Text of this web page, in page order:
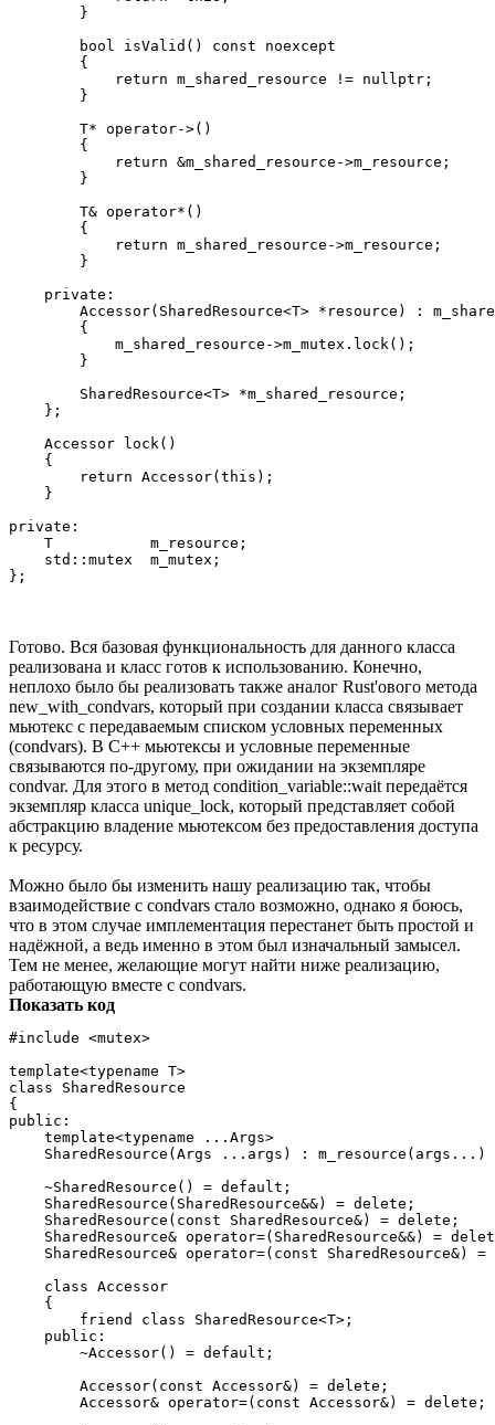
        }
        bool isValid() const noexcept
        {
            return m_shared_resource != nullptr;
        }
        T* operator->()
        {
            return &m_shared_resource->m_resource;
        }
        T& operator*()
        {
            return m_shared_resource->m_resource;
        }
    private:
Accessor(SharedResource<T> *resource) :
        {
            m_shared_resource->m_mutex.lock();
        }
        SharedResource<T> *m_shared_resource;
    };
    Accessor lock()
    {
        return Accessor(this);
    }
private:
    T           m_resource;
    std::mutex  m_mutex;
Готово. Вся базовая функциональность для данного класса
реализована и класс готов к использованию. Конечно,
неплохо было бы реализовать также аналог Rust'ового метода
new_with_condvars, который при создании класса связывает
мьютекс с передаваемым списком условных переменных
(condvars). В C++ мьютексы и условные переменные
связываются по-другому, при ожидании на экземпляре
condvar. Для этого в метод condition_variable::wait передаётся
экземпляр класса unique_lock, который представляет собой
абстракцию владение мьютексом без предоставления доступа
к ресурсу.
Можно было бы изменить нашу реализацию так, чтобы
взаимодействие с condvars стало возможно, однако я боюсь,
что в этом случае имплементация перестанет быть простой и
надёжной, а ведь именно в этом был изначальный замысел.
Тем не менее, желающие могут найти ниже реализацию,
работающую вместе с condvars.
Показать код
#include <mutex>
template<typename T>
class SharedResource
{
public:
    template<typename ...Args>
SharedResource(Args ...args) : m_resource(args...)
    ~SharedResource() = default;
    SharedResource(SharedResource&&) = delete;
    SharedResource(const SharedResource&) = delete;
SharedResource& operator=(SharedResource&&) =
SharedResource& operator=(const SharedResource&) =
    class Accessor
    {
        friend class SharedResource<T>;
    public:
        ~Accessor() = default;
        Accessor(const Accessor&) = delete;
        Accessor& operator=(const Accessor&) = delete;